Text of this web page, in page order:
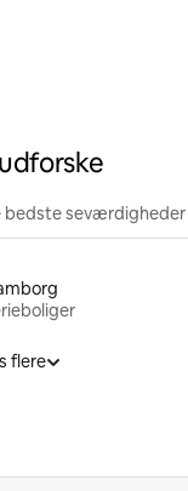
bedste
flere